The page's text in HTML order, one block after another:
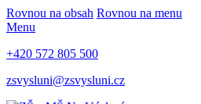
Rovnou na obsah Rovnou na menu
Menu
+420 572 805 500
zsvysluni@zsvysluni.cz